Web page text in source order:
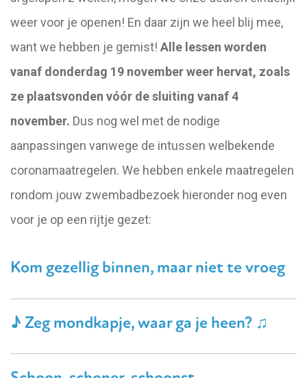
weer voor je openen! En daar zijn we heel blij mee,
want we hebben je gemist! Alle lessen worden
vanaf donderdag 19 november weer hervat, zoals
ze plaatsvonden vóór de sluiting vanaf 4
november. Dus nog wel met de nodige
aanpassingen vanwege de intussen welbekende
coronamaatregelen. We hebben enkele maatregelen
rondom jouw zwembadbezoek hieronder nog even
voor je op een rijtje gezet:
Kom gezellig binnen, maar niet te vroeg
♪ Zeg mondkapje, waar ga je heen? ♫